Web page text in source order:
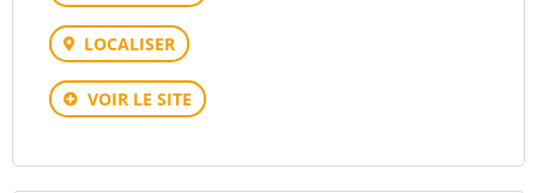
LOCALISER
VOIR LE SITE